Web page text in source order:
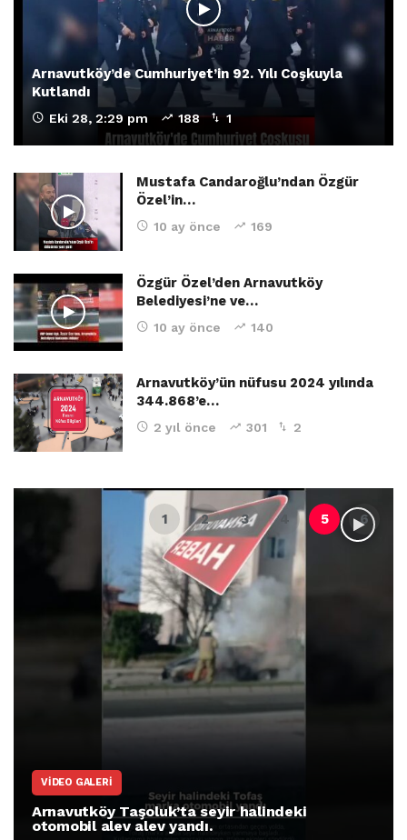
Arnavutköy’de Cumhuriyet’in 92. Yılı Coşkuyla
Kutlandı
Eki 28, 2:29 pm 188 1
Mustafa Candaroğlu’ndan Özgür
Özel’in…
10 ay önce 169
Özgür Özel’den Arnavutköy
Belediyesi’ne ve…
10 ay önce 140
Arnavutköy’ün nüfusu 2024 yılında
344.868’e…
2 yıl önce 301 2
VIDEO GALERI
Arnavutköy Taşoluk’ta seyir halindeki
otomobil alev alev yandı.